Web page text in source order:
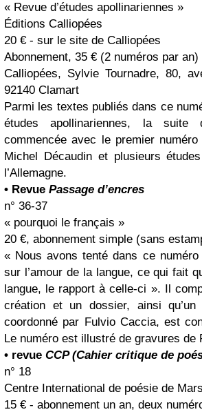
« Revue d’études apollinariennes »
Éditions Calliopées
20 € - sur le site de Calliopées
Abonnement, 35 € (2 numéros par an)
Calliopées, Sylvie Tournadre, 80,
92140 Clamart
Parmi les textes publiés dans ce
études apollinariennes, la suite
commencée avec le premier
Michel Décaudin et plusieurs
l’Allemagne.
• Revue Passage d’encres
n° 36-37
« pourquoi le français »
20 €, abonnement simple (sans
« Nous avons tenté dans ce numéro
sur l’amour de la langue, ce qui fait
langue, le rapport à celle-ci ». Il
création et un dossier, ainsi qu’un
coordonné par Fulvio Caccia, est
Le numéro est illustré de gravures de
• revue CCP (Cahier critique de
n° 18
Centre International de poésie de
15 € - abonnement un an, deux